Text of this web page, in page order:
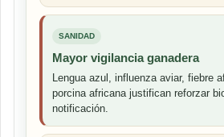
SANIDAD
Mayor vigilancia ganadera
Lengua azul, influenza aviar, fiebre
porcina africana justifican reforzar
notificación.